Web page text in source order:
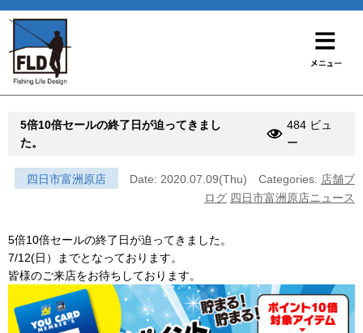
5倍10倍セールの終了日が迫ってきまし
た。
484 ビュ
ー
四日市富洲原店 Date: 2020.07.09(Thu) Categories: 店舗ブ
ログ 四日市富洲原店ニュース
5倍10倍セールの終了日が迫ってきました。
7/12(日）までとなっております。
皆様のご来店をお待ちしております。